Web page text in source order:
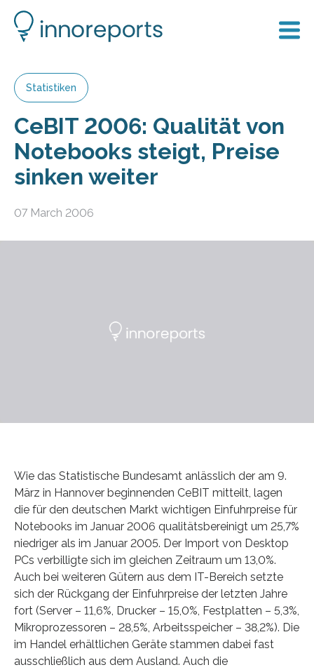
Statistiken
CeBIT 2006: Qualität von
Notebooks steigt, Preise
sinken weiter
07 March 2006
Wie das Statistische Bundesamt anlässlich der am 9.
März in Hannover beginnenden CeBIT mitteilt, lagen
die für den deutschen Markt wichtigen Einfuhrpreise für
Notebooks im Januar 2006 qualitätsbereinigt um 25,7%
niedriger als im Januar 2005. Der Import von Desktop
PCs verbilligte sich im gleichen Zeitraum um 13,0%.
Auch bei weiteren Gütern aus dem IT-Bereich setzte
sich der Rückgang der Einfuhrpreise der letzten Jahre
fort (Server – 11,6%, Drucker – 15,0%, Festplatten – 5,3%,
Mikroprozessoren – 28,5%, Arbeitsspeicher – 38,2%). Die
im Handel erhältlichen Geräte stammen dabei fast
ausschließlich aus dem Ausland. Auch die